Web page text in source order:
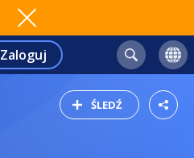
Zaloguj
ŚLEDŹ